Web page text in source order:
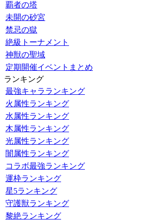
覇者の塔
未開の砂宮
禁忌の獄
絶級トーナメント
神獣の聖域
定期開催イベントまとめ
ランキング
最強キャラランキング
火属性ランキング
水属性ランキング
木属性ランキング
光属性ランキング
闇属性ランキング
コラボ最強ランキング
運枠ランキング
星5ランキング
守護獣ランキング
黎絶ランキング